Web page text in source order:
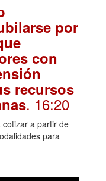
por
con
recursos
. 16:20
a partir de
para